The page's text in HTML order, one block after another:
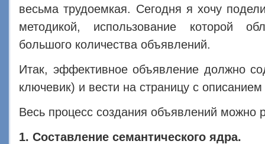
весьма трудоемкая. Сегодня я хочу
методикой, использование которой
большого количества объявлений.
Итак, эффективное объявление должно
ключевик) и вести на страницу с
Весь процесс создания объявлений можно
1. Составление семантического ядра.